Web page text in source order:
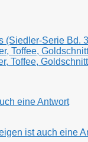
(Siedler-Serie Bd.
Toffee,
Toffee,
eine Antwort
ist auch eine